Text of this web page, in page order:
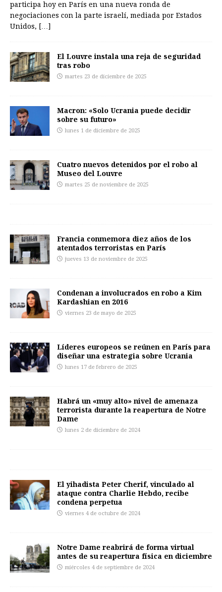
participa hoy en París en una nueva ronda de
negociaciones con la parte israelí, mediada por Estados
Unidos, […]
El Louvre instala una reja de seguridad
tras robo
martes 23 de diciembre de 2025
Macron: «Solo Ucrania puede decidir
sobre su futuro»
lunes 1 de diciembre de 2025
Cuatro nuevos detenidos por el robo al
Museo del Louvre
martes 25 de noviembre de 2025
Francia conmemora diez años de los
atentados terroristas en París
jueves 13 de noviembre de 2025
Condenan a involucrados en robo a Kim
Kardashian en 2016
viernes 23 de mayo de 2025
Líderes europeos se reúnen en París para
diseñar una estrategia sobre Ucrania
lunes 17 de febrero de 2025
Habrá un «muy alto» nivel de amenaza
terrorista durante la reapertura de Notre
Dame
lunes 2 de diciembre de 2024
El yihadista Peter Cherif, vinculado al
ataque contra Charlie Hebdo, recibe
condena perpetua
viernes 4 de octubre de 2024
Notre Dame reabrirá de forma virtual
antes de su reapertura física en diciembre
miércoles 4 de septiembre de 2024